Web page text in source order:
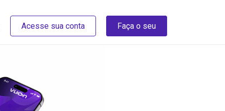
Acesse sua conta Faça o seu